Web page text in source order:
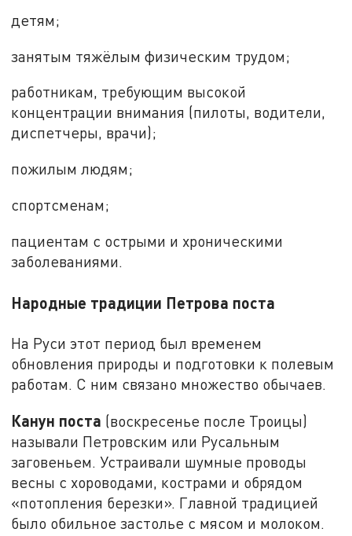
детям;
занятым тяжёлым физическим трудом;
работникам, требующим высокой
концентрации внимания (пилоты, водители,
диспетчеры, врачи);
пожилым людям;
спортсменам;
пациентам с острыми и хроническими
заболеваниями.
Народные традиции Петрова поста
На Руси этот период был временем
обновления природы и подготовки к полевым
работам. С ним связано множество обычаев.
Канун поста (воскресенье после Троицы)
называли Петровским или Русальным
заговеньем. Устраивали шумные проводы
весны с хороводами, кострами и обрядом
«потопления березки». Главной традицией
было обильное застолье с мясом и молоком.